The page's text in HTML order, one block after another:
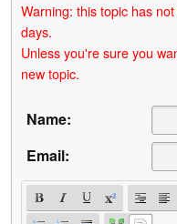
Warning: this topic has
days.
Unless you're sure you
new topic.
Name:
Email: